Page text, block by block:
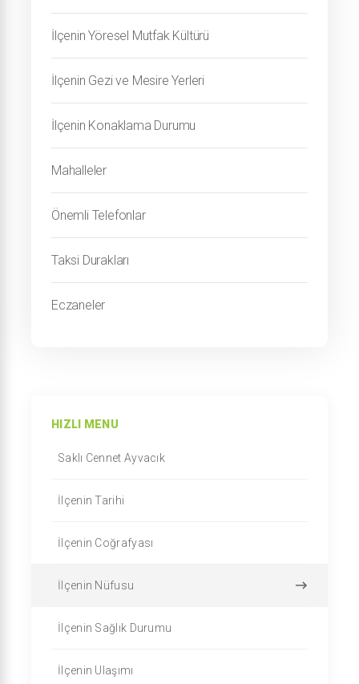
İlçenin Yöresel Mutfak Kültürü
İlçenin Gezi ve Mesire Yerleri
İlçenin Konaklama Durumu
Mahalleler
Önemli Telefonlar
Taksi Durakları
Eczaneler
HIZLI MENU
Saklı Cennet Ayvacık
İlçenin Tarihi
İlçenin Coğrafyası
İlçenin Nüfusu
İlçenin Sağlık Durumu
İlçenin Ulaşımı